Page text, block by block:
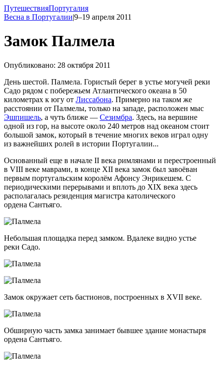
ПутешествияПортугалия
Весна в Португалии|9–19 апреля 2011
Замок Палмела
Опубликовано: 28 октября 2011
День шестой. Палмела. Гористый берег в устье могучей реки
Садо рядом с побережьем Атлантического океана в 50
километрах к югу от Лиссабона. Примерно на таком же
расстоянии от Палмелы, только на западе, расположен мыс
Эшпишель, а чуть ближе — Сезимбра. Здесь, на вершине
одной из гор, на высоте около 240 метров над океаном стоит
большой замок, который в течение многих веков играл одну
из важнейших ролей в истории Португалии...
Основанный еще в начале II века римлянами и перестроенный
в VIII веке маврами, в конце XII века замок был завоёван
первым португальским королём Афонсу Энрикешем. С
периодическими перерывами и вплоть до XIX века здесь
располагалась резиденция магистра католического
ордена Сантьяго.
Небольшая площадка перед замком. Вдалеке видно устье
реки Садо.
Замок окружает сеть бастионов, построенных в XVII веке.
Обширную часть замка занимает бывшее здание монастыря
ордена Сантьяго.